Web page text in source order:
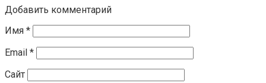
Добавить комментарий
Имя *
Email *
Сайт